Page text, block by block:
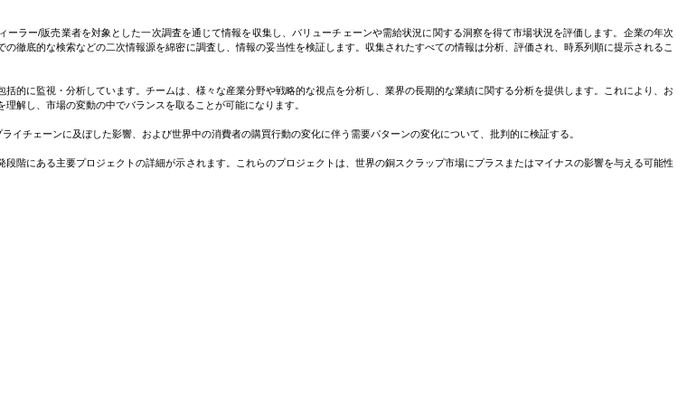
投資、と投資を行い、市場機会を活用できるように支援します。
ラー/販売業者を対象とした一次調査を通じて情報を収集し、バリューチェーンや需給状況に関する洞察を得て市場状況を評価します。企業の年次
徹底的な検索などの二次情報源を綿密に調査し、情報の妥当性を検証します。収集されたすべての情報は分析、評価され、時系列順に提示されるこ
的に監視・分析しています。チームは、様々な産業分野や戦略的な視点を分析し、業界の長期的な業績に関する分析を提供します。これにより、お
解し、市場の変動の中でバランスを取ることが可能になります。
イチェーンに及ぼした影響、および世界中の消費者の購買行動の変化に伴う需要パターンの変化について、批判的に検証する。
階にある主要プロジェクトの詳細が示されます。これらのプロジェクトは、世界の銅スクラップ市場にプラスまたはマイナスの影響を与える可能性